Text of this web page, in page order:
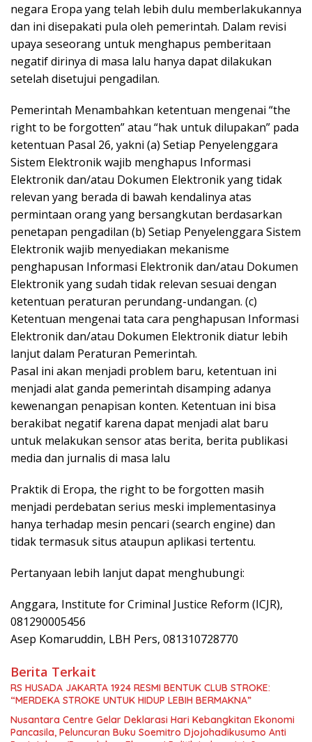
negara Eropa yang telah lebih dulu memberlakukannya
dan ini disepakati pula oleh pemerintah. Dalam revisi
upaya seseorang untuk menghapus pemberitaan
negatif dirinya di masa lalu hanya dapat dilakukan
setelah disetujui pengadilan.
Pemerintah Menambahkan ketentuan mengenai “the
right to be forgotten” atau “hak untuk dilupakan” pada
ketentuan Pasal 26, yakni (a) Setiap Penyelenggara
Sistem Elektronik wajib menghapus Informasi
Elektronik dan/atau Dokumen Elektronik yang tidak
relevan yang berada di bawah kendalinya atas
permintaan orang yang bersangkutan berdasarkan
penetapan pengadilan (b) Setiap Penyelenggara Sistem
Elektronik wajib menyediakan mekanisme
penghapusan Informasi Elektronik dan/atau Dokumen
Elektronik yang sudah tidak relevan sesuai dengan
ketentuan peraturan perundang-undangan. (c)
Ketentuan mengenai tata cara penghapusan Informasi
Elektronik dan/atau Dokumen Elektronik diatur lebih
lanjut dalam Peraturan Pemerintah.
Pasal ini akan menjadi problem baru, ketentuan ini
menjadi alat ganda pemerintah disamping adanya
kewenangan penapisan konten. Ketentuan ini bisa
berakibat negatif karena dapat menjadi alat baru
untuk melakukan sensor atas berita, berita publikasi
media dan jurnalis di masa lalu
Praktik di Eropa, the right to be forgotten masih
menjadi perdebatan serius meski implementasinya
hanya terhadap mesin pencari (search engine) dan
tidak termasuk situs ataupun aplikasi tertentu.
Pertanyaan lebih lanjut dapat menghubungi:
Anggara, Institute for Criminal Justice Reform (ICJR),
081290005456
Asep Komaruddin, LBH Pers, 081310728770
Berita Terkait
RS HUSADA JAKARTA 1924 RESMI BENTUK CLUB STROKE:
“MERDEKA STROKE UNTUK HIDUP LEBIH BERMAKNA”
Nusantara Centre Gelar Deklarasi Hari Kebangkitan Ekonomi
Pancasila, Peluncuran Buku Soemitro Djojohadikusumo Anti